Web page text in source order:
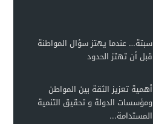
سبتة… عندما يهتز سؤال المواطنة
قبل أن تهتز الحدود
أهمية تعزيز الثقة بين المواطن
ومؤسسات الدولة و تحقيق التنمية
المستدامة...